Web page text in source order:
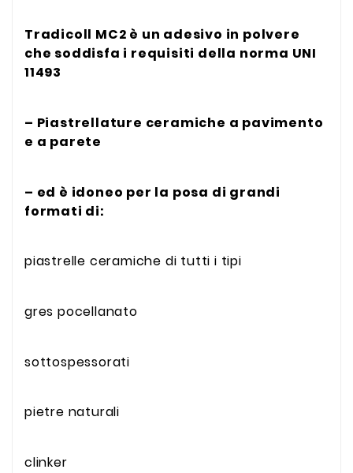
Tradicoll MC2 è un adesivo in polvere
che soddisfa i requisiti della norma UNI
11493
– Piastrellature ceramiche a pavimento
e a parete
– ed è idoneo per la posa di grandi
formati di:
piastrelle ceramiche di tutti i tipi
gres pocellanato
sottospessorati
pietre naturali
clinker